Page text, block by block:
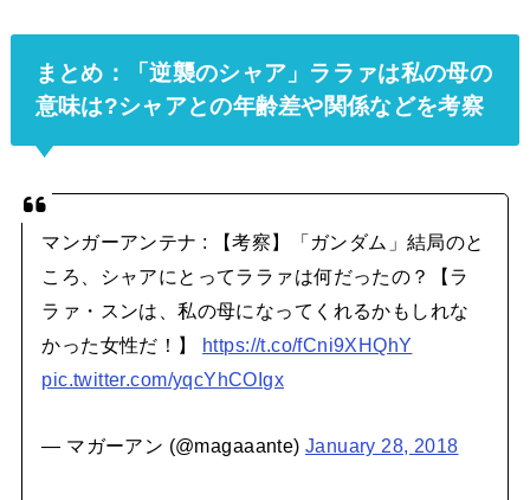
まとめ：「逆襲のシャア」ララァは私の母の
意味は?シャアとの年齢差や関係などを考察
マンガーアンテナ : 【考察】「ガンダム」結局のと
ころ、シャアにとってララァは何だったの？【ラ
ラァ・スンは、私の母になってくれるかもしれな
かった女性だ！】
https://t.co/fCni9XHQhY
pic.twitter.com/yqcYhCOIgx
— マガーアン (@magaaante) January 28, 2018